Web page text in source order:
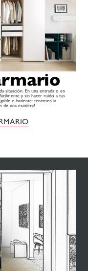
situación. En una entrada o en
y sin hacer ruido a tus
o batiente: tenemos la
de una escalera!